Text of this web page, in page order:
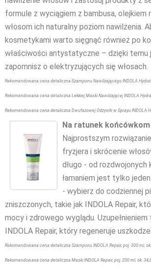
formule z wyciągiem z bambusa,
włosom ich naturalny poziom nawilżenia.
kosmetykami warto sięgnąć również po
właściwości antystatyczne – dzięki temu
zapomnisz o elektryzujących się włosach.
Rekomendowana cena detaliczna Szamponu Nawilżającego INDOLA
Rekomendowana cena detaliczna Lekkiej Maski Nawilżającej INDOLA
Rekomendowana cena detaliczna Dwufazowej Odżywki w Sprayu INDOLA
Na ratunek końcówkom
Najprostszym
fryzjera i skrócenie
długo - od
łamaniem jest tylko
- wybierz do codziennej
zniszczonych, takie jak INDOLA Repair,
mocy i zdrowego wyglądu.
INDOLA Repair, który regeneruje
Rekomendowana cena detaliczna Szamponu INDOLA Repair, poj. 300 ml, ok.
Rekomendowana cena detaliczna Maski INDOLA Repair, poj. 200 ml, ok.